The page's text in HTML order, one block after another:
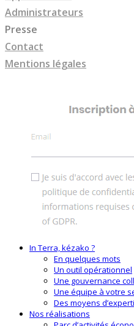
Administrateurs
Presse
Contact
Mentions légales
In Terra, kézako ?
En quelques mots
Un outil opérationnel
Une gouvernance
Une équipe à votre
Des moyens
Nos réalisations